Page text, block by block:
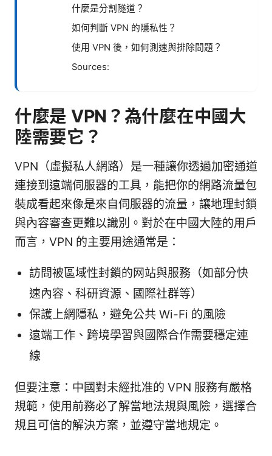
什麼是分割隧道？
如何判斷 VPN 的隱私性？
使用 VPN 後，如何測速與排除問題？
Sources:
什麼是 VPN？為什麼在中國大
陸需要它？
VPN（虛擬私人網路）是一種讓你透過加密通道
連接到遠端伺服器的工具，能把你的網路流量包
裝成看起來像是來自伺服器的流量，讓地理封鎖
與內容審查更難以識別。對於在中國大陸的用戶
而言，VPN 的主要用途通常是：
訪問被區域性封鎖的网站與服務（如部分快
速內容、科研資源、國際社群等）
保護上網隱私，避免公共 Wi-Fi 的風險
遠端工作、跨境學習與國際合作需要穩定連
線
但要注意：中國對未經批准的 VPN 服務有嚴格
規範，使用前務必了解當地法規與風險，選擇合
規且可信的解決方案，並遵守當地規定。